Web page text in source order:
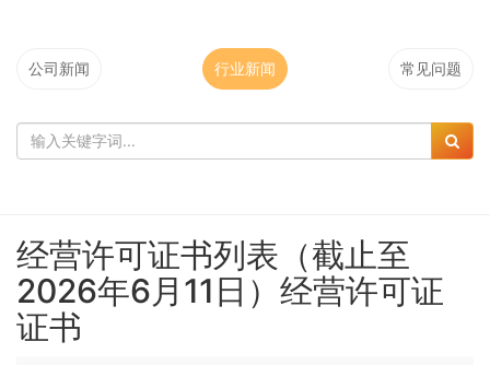
公司新闻 行业新闻 常见问题
经营许可证书列表（截止至
2026年6月11日）经营许可证
证书